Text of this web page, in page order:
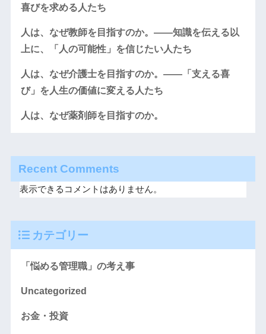
喜びを求める人たち
人は、なぜ教師を目指すのか。――知識を伝える以
上に、「人の可能性」を信じたい人たち
人は、なぜ介護士を目指すのか。――「支える喜
び」を人生の価値に変える人たち
人は、なぜ薬剤師を目指すのか。
Recent Comments
表示できるコメントはありません。
カテゴリー
「悩める管理職」の考え事
Uncategorized
お金・投資